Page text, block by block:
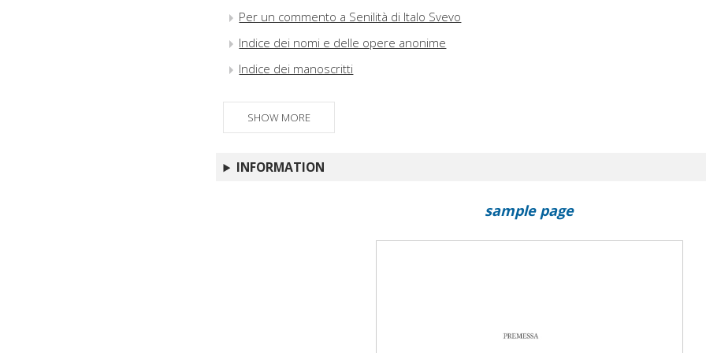
Per un commento a Senilità di Italo Svevo
Indice dei nomi e delle opere anonime
Indice dei manoscritti
SHOW MORE
INFORMATION
sample page